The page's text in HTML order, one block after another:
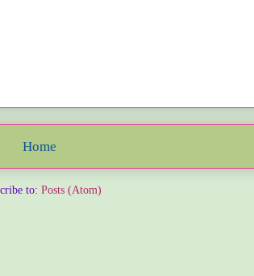
Home
to: Posts (Atom)